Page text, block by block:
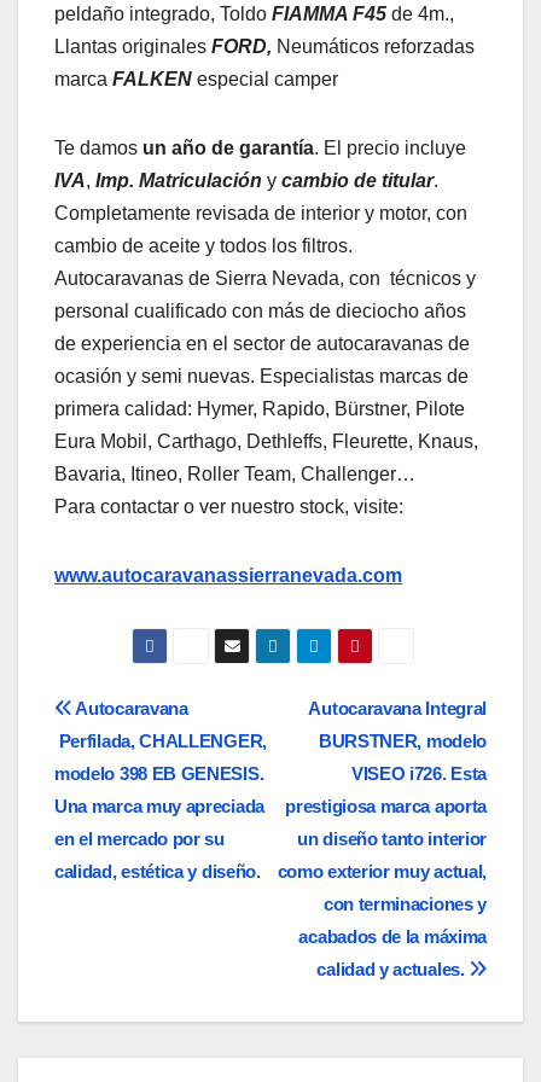
peldaño integrado, Toldo FIAMMA F45 de 4m.,
Llantas originales FORD, Neumáticos reforzadas
marca FALKEN especial camper
Te damos un año de garantía. El precio incluye
IVA, Imp. Matriculación y cambio de titular.
Completamente revisada de interior y motor, con
cambio de aceite y todos los filtros.
Autocaravanas de Sierra Nevada, con técnicos y
personal cualificado con más de dieciocho años
de experiencia en el sector de autocaravanas de
ocasión y semi nuevas. Especialistas marcas de
primera calidad: Hymer, Rapido, Bürstner, Pilote
Eura Mobil, Carthago, Dethleffs, Fleurette, Knaus,
Bavaria, Itineo, Roller Team, Challenger…
Para contactar o ver nuestro stock, visite:
www.autocaravanassierranevada.com
Navegación
de
entradas
Autocaravana Integral
BURSTNER, modelo
VISEO i726. Esta
prestigiosa marca aporta
un diseño tanto interior
como exterior muy actual,
con terminaciones y
acabados de la máxima
calidad y actuales.
Autocaravana
Perfilada, CHALLENGER,
modelo 398 EB GENESIS.
Una marca muy apreciada
en el mercado por su
calidad, estética y diseño.